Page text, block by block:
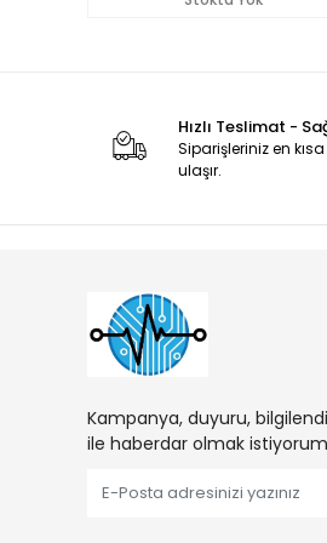
Hızlı Teslimat -
Siparişleriniz en
ulaşır.
Kampanya, duyuru,
ile haberdar olmak